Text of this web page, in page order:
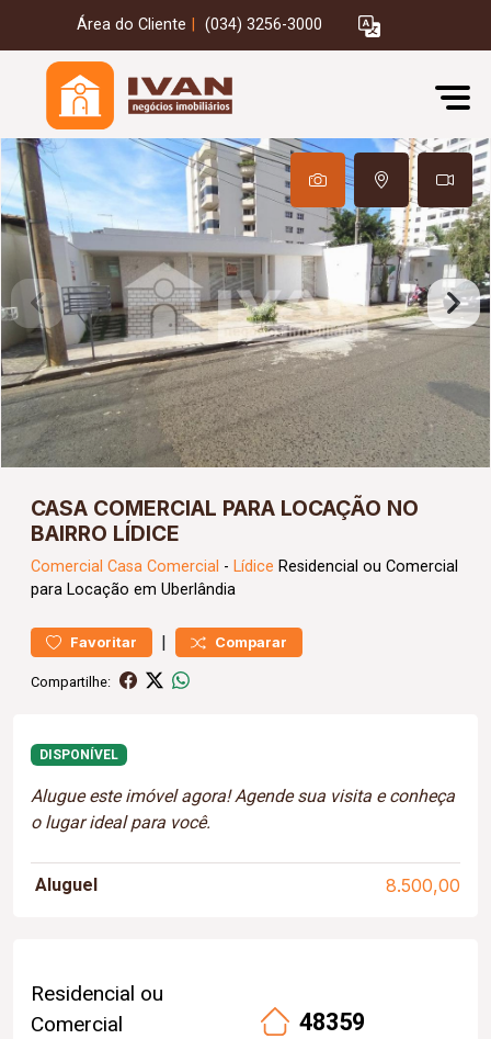
Área do Cliente (034) 3256-3000
CASA COMERCIAL PARA LOCAÇÃO NO
BAIRRO LÍDICE
Comercial Casa Comercial - Lídice Residencial ou Comercial
para Locação em Uberlândia
Favoritar | Comparar
Compartilhe:
DISPONÍVEL
Alugue este imóvel agora! Agende sua visita e conheça
o lugar ideal para você.
Aluguel 8.500,00
Residencial ou
Comercial
48359